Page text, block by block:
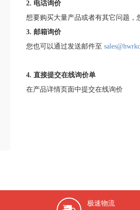
2. 电话询价
想要购买大量产品或者有其它问题，
3. 邮箱询价
您也可以通过发送邮件至
4. 直接提交在线询价单
在产品详情页面中提交在线询价
极速物流